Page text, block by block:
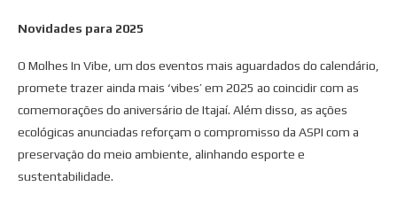
Novidades para 2025
O Molhes In Vibe, um dos eventos mais aguardados do calendário,
promete trazer ainda mais ‘vibes’ em 2025 ao coincidir com as
comemorações do aniversário de Itajaí. Além disso, as ações
ecológicas anunciadas reforçam o compromisso da ASPI com a
preservação do meio ambiente, alinhando esporte e
sustentabilidade.